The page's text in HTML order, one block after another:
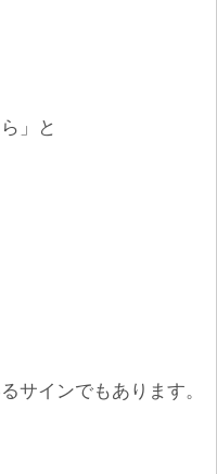
」と
サインでもあります。